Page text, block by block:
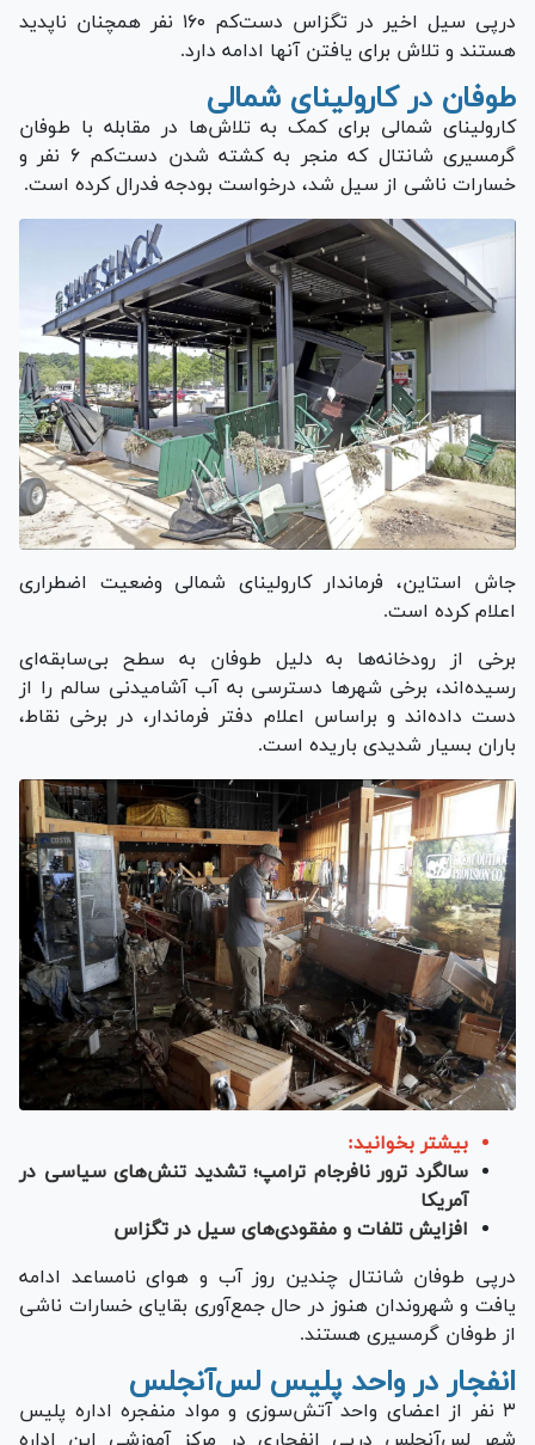
درپی سیل اخیر در تگزاس دست‌کم ۱۶۰ نفر همچنان ناپدید
هستند و تلاش برای یافتن آنها ادامه دارد.
طوفان در کارولینای شمالی
کارولینای شمالی برای کمک به تلاش‌ها در مقابله با طوفان
گرمسیری شانتال که منجر به کشته شدن دست‌کم ۶ نفر و
خسارات ناشی از سیل شد، درخواست بودجه فدرال کرده است.
جاش استاین، فرماندار کارولینای شمالی وضعیت اضطراری
اعلام کرده است.
برخی از رودخانه‌ها به دلیل طوفان به سطح بی‌سابقه‌ای
رسیده‌اند، برخی شهر‌ها دسترسی به آب آشامیدنی سالم را از
دست داده‌اند و براساس اعلام دفتر فرماندار، در برخی نقاط،
باران بسیار شدیدی باریده است.
بیشتر بخوانید:
سالگرد ترور نافرجام ترامپ؛ تشدید تنش‌های سیاسی در
آمریکا
افزایش تلفات و مفقودی‌های سیل در تگزاس
درپی طوفان شانتال چندین روز آب و هوای نامساعد ادامه
یافت و شهروندان هنوز در حال جمع‌آوری بقایای خسارات ناشی
از طوفان گرمسیری هستند.
انفجار در واحد پلیس لس‌آنجلس
۳ نفر از اعضای واحد آتش‌سوزی و مواد منفجره اداره پلیس